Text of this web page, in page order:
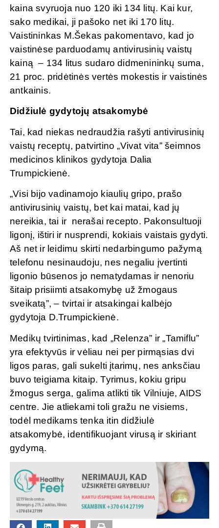
kaina svyruoja nuo 120 iki 134 litų. Kai kur,
sako medikai, ji pašoko net iki 170 litų.
Vaistininkas M.Šekas pakomentavo, kad jo
vaistinėse parduodamų antivirusinių vaistų
kainą – 134 litus sudaro didmenininkų suma,
21 proc. pridėtinės vertės mokestis ir vaistinės
antkainis.
Didžiulė gydytojų atsakomybė
Tai, kad niekas nedraudžia rašyti antivirusinių
vaistų receptų, patvirtino „Vivat vita” šeimnos
medicinos klinikos gydytoja Dalia
Trumpickienė.
„Visi bijo vadinamojo kiaulių gripo, prašo
antivirusinių vaistų, bet kai matai, kad jų
nereikia, tai ir nerašai recepto. Pakonsultuoji
ligonį, ištiri ir nusprendi, kokiais vaistais gydyti.
Aš net ir leidimu skirti nedarbingumo pažymą
telefonu nesinaudoju, nes negaliu įvertinti
ligonio būsenos jo nematydamas ir nenoriu
šitaip prisiimti atsakomybę už žmogaus
sveikatą”, – tvirtai ir atsakingai kalbėjo
gydytoja D.Trumpickienė.
Medikų tvirtinimas, kad „Relenza” ir „Tamiflu”
yra efektyvūs ir vėliau nei per pirmąsias dvi
ligos paras, gali sukelti įtarimų, nes anksčiau
buvo teigiama kitaip. Tyrimus, kokiu gripu
žmogus serga, galima atlikti tik Vilniuje, AIDS
centre. Jie atliekami toli gražu ne visiems,
todėl medikams tenka itin didžiulė
atsakomybė, identifikuojant virusą ir skiriant
gydymą.